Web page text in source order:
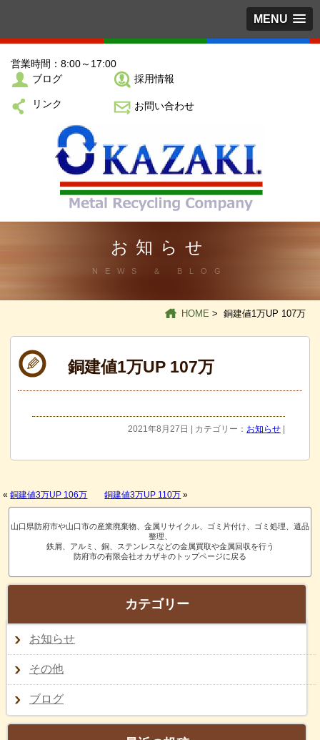
MENU
営業時間：8:00～17:00
ブログ
採用情報
リンク お問い合わせ
お知らせ
NEWS ＆ BLOG
HOME > 銅建値1万UP 107万
銅建値1万UP 107万
2021年8月27日 | カテゴリー： お知らせ|
«銅建値3万UP 106万 銅建値3万UP 110万 »
山口県防府市や山口市の産業廃棄物、金属リサイクル、ゴミ片付け、ゴミ処理、遺品
整理、
鉄屑、アルミ、銅、ステンレスなどの金属買取や金属回収を行う
防府市の有限会社オカザキのトップページに戻る
カテゴリー
お知らせ
その他
ブログ